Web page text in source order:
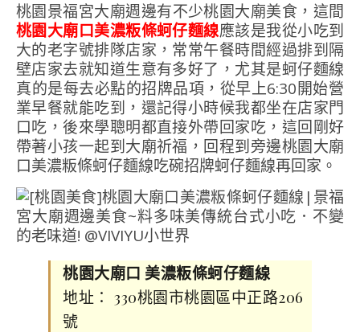
桃園景福宮大廟週邊有不少桃園大廟美食，這間
桃園大廟口美濃粄條蚵仔麵線應該是我從小吃到
大的老字號排隊店家，常常午餐時間經過排到隔
壁店家去就知道生意有多好了，尤其是蚵仔麵線
真的是每去必點的招牌品項，從早上6:30開始營
業早餐就能吃到，還記得小時候我都坐在店家門
口吃，後來學聰明都直接外帶回家吃，這回剛好
帶著小孩一起到大廟祈福，回程到旁邊桃園大廟
口美濃粄條蚵仔麵線吃碗招牌蚵仔麵線再回家。
桃園大廟口 美濃粄條蚵仔麵線
地址： 330桃園市桃園區中正路206
號